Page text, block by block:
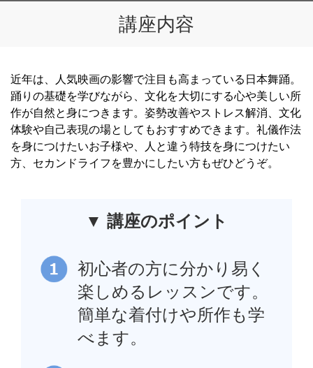
講座内容
近年は、人気映画の影響で注目も高まっている日本舞踊。
踊りの基礎を学びながら、文化を大切にする心や美しい所
作が自然と身につきます。姿勢改善やストレス解消、文化
体験や自己表現の場としてもおすすめできます。礼儀作法
を身につけたいお子様や、人と違う特技を身につけたい
方、セカンドライフを豊かにしたい方もぜひどうぞ。
▼ 講座のポイント
初心者の方に分かり易く
楽しめるレッスンです。
簡単な着付けや所作も学
べます。